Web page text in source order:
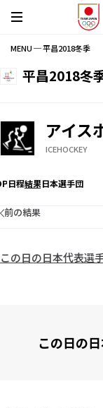
MENU ─ 平昌2018冬季
平昌2018冬
アイス
ICEHOCKEY
日程結果日本選手団
前の結果
この日の日本代表選
この日の